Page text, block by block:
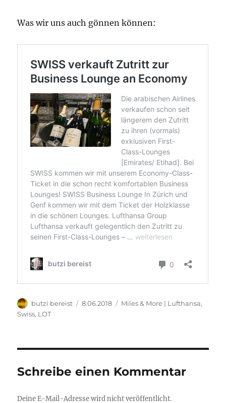
Was wir uns auch gönnen können:
Autor
butzi bereist
Veröffentlicht
8.06.2018 Kategorien
Miles & More | Lufthansa,
Swiss, LOT
Schreibe einen Kommentar
Deine E-Mail-Adresse wird nicht veröffentlicht.